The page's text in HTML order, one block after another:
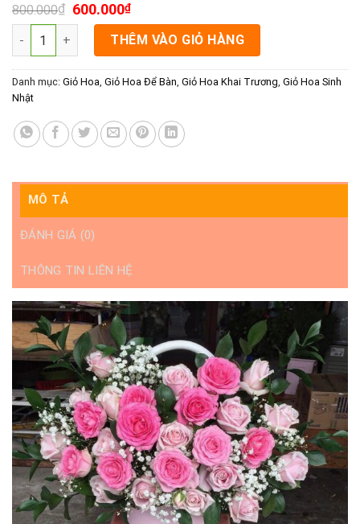
800.000₫ 600.000₫
Giỏ hoa đẹp rạch giá - Sắc Hồng rạng rỡ số lượng
THÊM VÀO GIỎ HÀNG
Danh mục: Giỏ Hoa, Giỏ Hoa Để Bàn, Giỏ Hoa Khai Trương, Giỏ Hoa Sinh
Nhật
MÔ TẢ
ĐÁNH GIÁ (0)
THÔNG TIN LIÊN HỆ